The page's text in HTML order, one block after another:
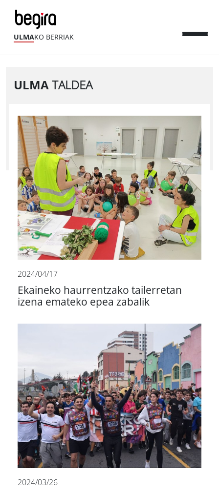
ULMAKO BERRIAK
ULMA TALDEA
2024/04/17
Ekaineko haurrentzako tailerretan
izena emateko epea zabalik
2024/03/26